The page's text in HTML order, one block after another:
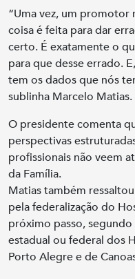
“Uma vez, um promotor
coisa é feita para dar
certo. É exatamente o
para que desse errado.
tem os dados que nós
sublinha Marcelo Matias.
O presidente comenta
perspectivas
profissionais não veem
da Família.
Matias também
pela federalização do
próximo passo,
estadual ou federal dos
Porto Alegre e de